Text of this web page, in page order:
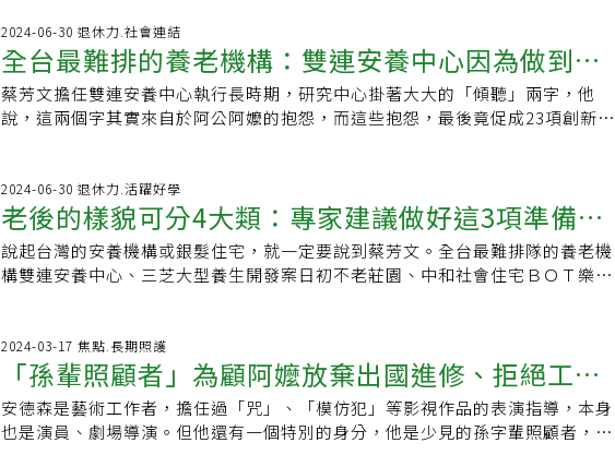
必須是一位「好醫師」，且當一位「助人的醫師」。他認為，醫師搶救生命也應
了解病人的需求，患者需要的可能不僅是活著，甚至是還能牽著孫子散步，所以
動刀能救命、能減少患者疼痛，但若不能讓他達到陪孫子的目的，則仍有所缺
憾。台北醫學大學附設醫院於他任內升格為準醫學中心，面對高齡化社會，施俊
療應站在患者的需求出發，才能在優質的醫療之下，獲得最適合自身的醫療後生
活品質。面對自身的生活品質，他笑稱「工作忙到有點難達到平衡」，不過從小
熱愛運動，打下不錯的體力基礎，如今則趁著工作空隙，多爬樓梯，偶爾在假日
與兒子傳接球。平時最常「走路」，目的不是運動而是幫助自己靜心放鬆，給自
己留白的時間，好好沉澱與思考。施俊明●年齡：61歲●專長：狹心症、心肌梗
機構院長、北醫醫學系教授、財團法人台灣醫療健康產業卓越聯盟基金會董事、
台灣醫療品質協會理事●學歷：台北醫學大學醫學研究所博士、國立陽明大學醫
學士●經歷：北醫附醫副院長、北醫管理發展中心主任、北醫附醫內科部主任、
北醫附醫心臟內科主任、中華民國心臟學會理事、台灣介入性心臟血管醫學會理
阻行為將受限，可能讓原本孤單的生活更形封閉。3.孤單疏離：情緒憂懼若身邊
又缺乏支持力，將使長者失去和他人連結並感到寂寞，可能加劇生命的無望。常
見3策略1.衛生教育推廣：知識推廣有助民眾學習早期偵測並利早期治療，有助患
者的安適，間接讓醫療資源更有效運用。2.培養運動或嗜好：找出適合的運動或
嗜好，不僅健身也可看見個人所能，並從健康或成就感的回饋找到更多的可能
數在地長輩並不領情，只有兩位來參加咖啡拉花課程，其中一位長輩以為自己要
上的是「插花課」，還好奇詢問：「怎麼沒看到花？」起初，青銀世代確實互不
搭理，也讓林奕仁有點灰心，更擔心國科會計畫無法順利執行，所幸後來漸入佳
境，訓練出一群「熟齡吧檯手」，讓店家年輕人與在地長輩有機會彼此熟識、交
Old！柑な店」，幫忙在地長輩「圓夢」，同時也成為在地青銀共創平台。當地許
多長輩，不僅獲得圓夢的機會，生活也重新燃起活力。舉例來說，玉理阿嬤就是
其一，她雖然已經80多歲，但喜歡鉤針的她鼓起勇氣到店裡開鉤針課程，且販售
鉤針商品，在「Oh Old！柑な店」團隊的協助下，她的產品也放到網路上販售。
玉理阿嬤也影響其他社區長輩，像當地喜歡烹飪的蘇媽媽也到店裡做菜、販售限
好好生活」。此外，這些共生社區故事也讓年輕人了解當台灣即將進入超高齡社
會，該如何與長輩相處、共生共榮、互信互助。而弘道老人福利基金會與高齡趨
勢觀察家楊寧茵攜手推出的《一起在社區好好生活：把我變成我們，11個臺灣共
生社區實踐故事》一書當中，也收錄「Oh Old！柑な店」的故事，主角們活靈活
溝，更加了解這問題。我們也希望「醫病平台」可以在這主題下邀請各方人士繼
續更深入的討論。她是從鄉下來的「阿嬤」（跟診護士是這樣稱呼她），抵達候
診室時還上氣接不上下氣的樣子，一直在喘著。因為她幾乎就是兩步當作一步快
速地走，好不容易才抵達候診室，剛進去馬上就聽到護士叫了她的名字，原來護
士在後診室等候她，因為大家都下班了，看見熟悉的護士臉孔，阿嬤一直說：
她清楚記得這一天要回醫院看診，大清早就起床準備要到醫院來。兒子告訴年老
的母親不用那麼緊張，是下午的診。他先去公司上班，下午二點半會回來載她去
搭三點的客運。阿嬤因為住鄉下，公車班車很少，每一小時才有一班，且時間並
不是很準，有時會遲到晚分，有時也會提早到站就開走。孩子只有機車，年老的
一再安撫著年老母親，說絕對來得及，不用擔心。原本約好下午2點孩子會從公司
請假回來，載著母親要去客運站搭車。但老母親等到3點半了，孩子卻還沒回來，
她越想越焦急，就在3點40分時，孩子趕回來，一直說公司臨時有事跑不開，然後
催促著老母親快點坐上機車，載去客運停車站，老母親馬上趕孩子回去上班，她
會小心，要孩子不用擔心。等孩子騎摩托車離開，阿嬤看看，還有點時間，就轉
2024-06-30 退休力.社會連結
全台最難排的養老機構：雙連安養中心因為做到
「這件事」，促成23項的創新開發！
蔡芳文擔任雙連安養中心執行長時期，研究中心掛著大大的「傾聽」兩字，他
說，這兩個字其實來自於阿公阿嬤的抱怨，而這些抱怨，最後竟促成23項創新開
落差很大，不一定完全了解他們的需求，尤其是在硬體設備方面最能看出差異，
他舉生活中經常使用的座椅和電梯兩個例子。從「懶骨頭」太軟發現年輕人與老
人家的使用差異椅子，年輕人喜歡愈軟愈好所以懶骨頭很受歡迎，但老人家坐下
去卻爬不起來，他曾更換一整批座椅，「結果買進來之後阿公阿嬤開始罵，因為
墊子太軟了。」電梯，以前電梯門的紅外線只有兩點，感應不夠靈敏，阿公阿嬤
當時與台大智活中心合作，劉佩玲教授就提出要傾聽長輩的心聲，於是傾聽就成
為蔡芳文與團隊同仁的座右銘，雙連後來成立研究中心，開發的產品分為日常生
活與智慧科技兩大項。椅子方面，他與家具工廠合作，客製化符合老人需求的座
椅，「坐墊不能太軟，要可以跨手跨腳，材質要透氣等等。」傾聽老人需求才能
2024-06-30 退休力.活躍好學
老後的樣貌可分4大類：專家建議做好這3項準備，
就能快樂學習、享受第3人生
說起台灣的安養機構或銀髮住宅，就一定要說到蔡芳文。全台最難排隊的養老機
構雙連安養中心、三芝大型養生開發案日初不老莊園、中和社會住宅ＢＯＴ樂陶
家，這只是在台灣，還不包含輸出大陸的案例，擔任雙連執行長期間，一年有超
過七百個團體前來參訪向他取經，由此可知他在老人安養與長照領域的重要地
位。與蔡芳文約訪當天，他身穿正式西裝，坐下後取出一把扁梳整理頭髮，呈現
出老紳士的一派優雅。問起他在雙連的年資，他說：「雙連教會和安養中心前後
加起來四十二年。」他以大半人生在安養及長照機構的觀察，將老後的樣貌分為
2024-03-17 焦點.長期照護
「孫輩照顧者」為顧阿嬤放棄出國進修、拒絕工作
機會！不認為是阻礙，反化壓力為動力
安德森是藝術工作者，擔任過「咒」、「模仿犯」等影視作品的表演指導，本身
也是演員、劇場導演。但他還有一個特別的身分，他是少見的孫字輩照顧者，大